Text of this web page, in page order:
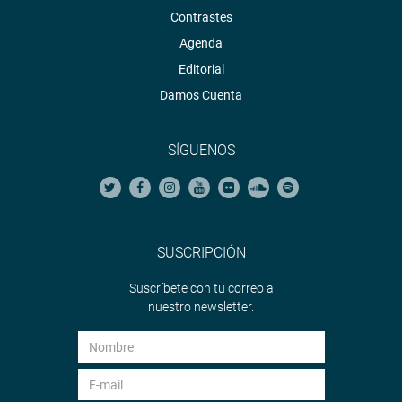
Trabajo para realizar acciones de apoyo a fin de fortalecer
el proceso de exportación de quinua orgánica a mercados
INSTITUCIONAL
Contrastes
Agenda
Editorial
Damos Cuenta
SÍGUENOS
SUSCRIPCIÓN
Suscríbete con tu correo a
nuestro newsletter.